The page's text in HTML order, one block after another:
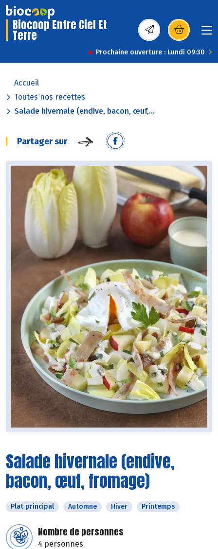
Biocoop Entre Ciel Et
Terre (s’ouvre dans une
Prochaine ouverture : Lundi 09:30
Accueil
Toutes nos recettes
Salade hivernale (endive, bacon, œuf,...
Partager sur
Salade hivernale (endive,
bacon, œuf, fromage)
Plat principal Automne Hiver Printemps
Nombre de personnes
4 personnes